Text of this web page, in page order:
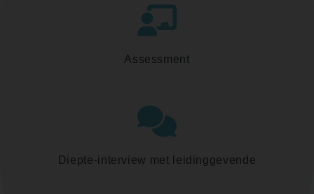
Assessment
Diepte-interview met leidinggevende